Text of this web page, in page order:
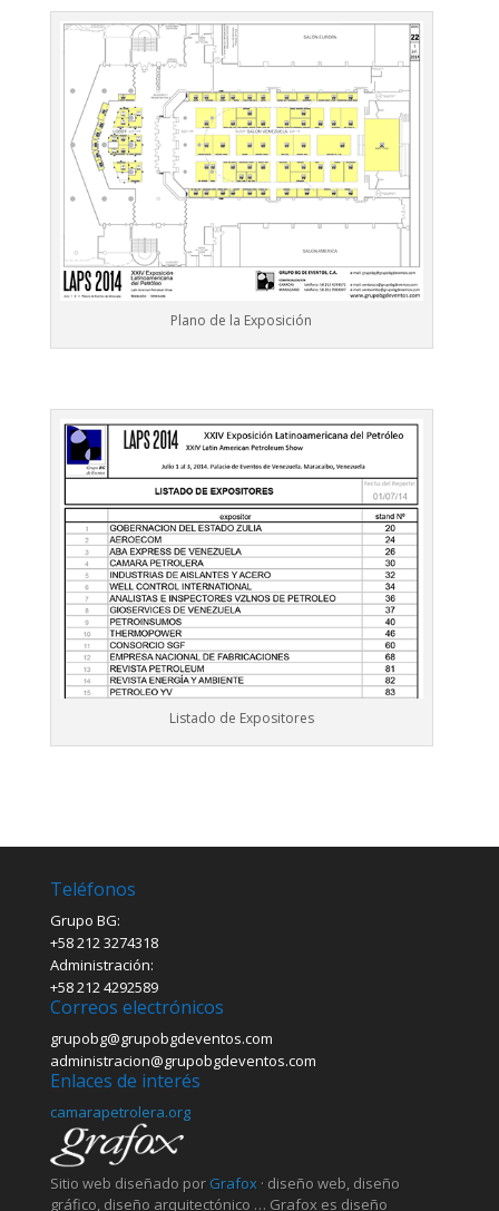
Plano de la Exposición
Listado de Expositores
Teléfonos
Grupo BG:
+58 212 3274318
Administración:
+58 212 4292589
Correos electrónicos
grupobg@grupobgdeventos.com
administracion@grupobgdeventos.com
Enlaces de interés
camarapetrolera.org
Sitio web diseñado por Grafox· diseño web, diseño
gráfico, diseño arquitectónico … Grafox es diseño